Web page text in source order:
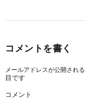
コメントを書く
メールアドレスが公開される
目です
コメント